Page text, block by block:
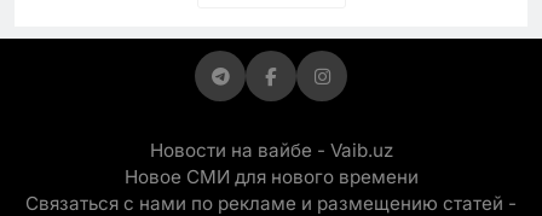
Новости на вайбе - Vaib.uz
Новое СМИ для нового времени
Связаться с нами по рекламе и размещению статей -